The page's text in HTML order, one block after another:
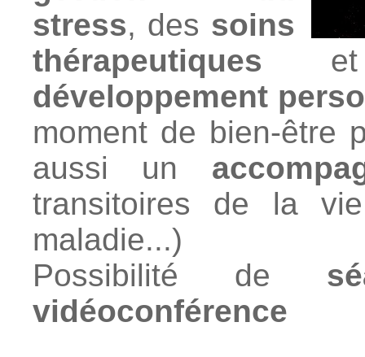
stress, des soins
thérapeutiques
développement
moment de bien-être
aussi un
transitoires de la
maladie...)
Possibilité de
vidéoconférence